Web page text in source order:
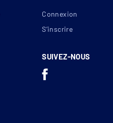
Connexion
S’inscrire
SUIVEZ-NOUS